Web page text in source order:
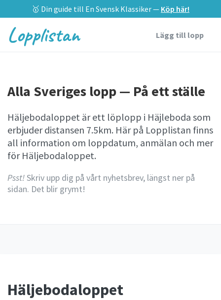
🥇 Din guide till En Svensk Klassiker — Köp här!
Lopplistan Lägg till lopp
Alla Sveriges lopp — På ett ställe
Häljebodaloppet är ett löplopp i Häjleboda som
erbjuder distansen 7.5km. Här på Lopplistan finns
all information om loppdatum, anmälan och mer
för Häljebodaloppet.
Psst!Skriv upp dig på vårt nyhetsbrev, längst ner på
sidan. Det blir grymt!
Häljebodaloppet